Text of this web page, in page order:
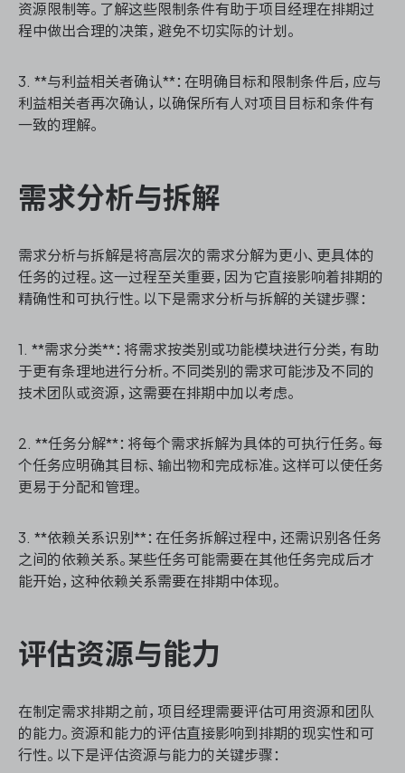
资源限制等。了解这些限制条件有助于项目经理在排期过
程中做出合理的决策，避免不切实际的计划。
3. **与利益相关者确认**：在明确目标和限制条件后，应与
利益相关者再次确认，以确保所有人对项目目标和条件有
一致的理解。
需求分析与拆解
需求分析与拆解是将高层次的需求分解为更小、更具体的
任务的过程。这一过程至关重要，因为它直接影响着排期的
精确性和可执行性。以下是需求分析与拆解的关键步骤：
1. **需求分类**：将需求按类别或功能模块进行分类，有助
于更有条理地进行分析。不同类别的需求可能涉及不同的
技术团队或资源，这需要在排期中加以考虑。
2. **任务分解**：将每个需求拆解为具体的可执行任务。每
个任务应明确其目标、输出物和完成标准。这样可以使任务
更易于分配和管理。
3. **依赖关系识别**：在任务拆解过程中，还需识别各任务
之间的依赖关系。某些任务可能需要在其他任务完成后才
能开始，这种依赖关系需要在排期中体现。
评估资源与能力
在制定需求排期之前，项目经理需要评估可用资源和团队
的能力。资源和能力的评估直接影响到排期的现实性和可
行性。以下是评估资源与能力的关键步骤：